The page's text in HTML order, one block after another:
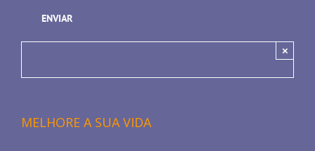
×
MELHORE A SUA VIDA